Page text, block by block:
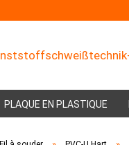
PLAQUE EN PLASTIQUE